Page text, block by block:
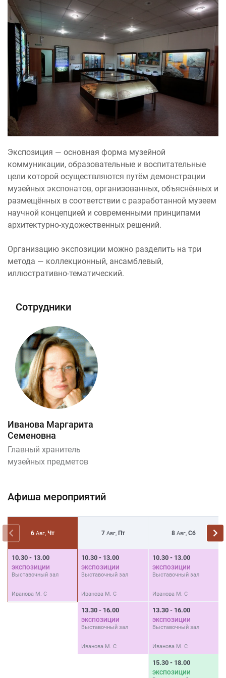
Экспозиция — основная форма музейной
коммуникации, образовательные и воспитательные
цели которой осуществляются путём демонстрации
музейных экспонатов, организованных, объяснённых и
размещённых в соответствии с разработанной музеем
научной концепцией и современными принципами
архитектурно-художественных решений.
Организацию экспозиции можно разделить на три
метода — коллекционный, ансамблевый,
иллюстративно-тематический.
Сотрудники
Иванова Маргарита
Семеновна
Главный хранитель
музейных предметов
Афиша мероприятий
6 Авг,Чт 7Авг, Пт 8Авг, Сб
10.30 - 13.00
ЭКСПОЗИЦИИ
Выставочный зал
Иванова М. С
10.30 - 13.00
ЭКСПОЗИЦИИ
Выставочный зал
Иванова М. С
13.30 - 16.00
ЭКСПОЗИЦИИ
Выставочный зал
Иванова М. С
10.30 - 13.00
ЭКСПОЗИЦИИ
Выставочный зал
Иванова М. С
13.30 - 16.00
ЭКСПОЗИЦИИ
Выставочный зал
Иванова М. С
15.30 - 18.00
ЭКСПОЗИЦИИ